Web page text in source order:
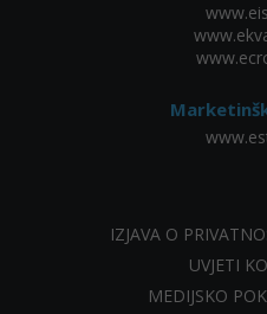
IZJAVA O
UVJETI
MEDIJSKO